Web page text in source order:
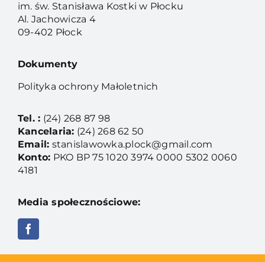
im. św. Stanisława Kostki w Płocku
Al. Jachowicza 4
09-402 Płock
Dokumenty
Polityka ochrony Małoletnich
Tel. : (24) 268 87 98
Kancelaria: (24) 268 62 50
Email: stanislawowka.plock@gmail.com
Konto: PKO BP 75 1020 3974 0000 5302 0060
4181
Media społecznościowe: